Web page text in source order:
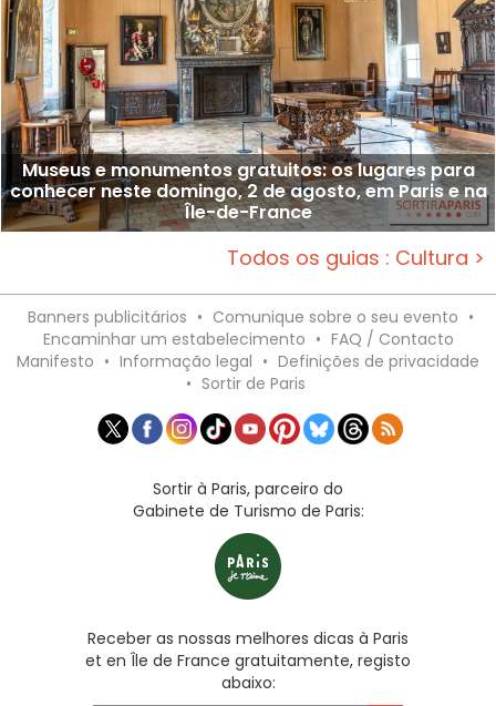
Museus e monumentos gratuitos: os lugares para
conhecer neste domingo, 2 de agosto, em Paris e na
Île-de-France
Todos os guias : Cultura >
Banners publicitários • Comunique sobre o seu evento •
Encaminhar um estabelecimento • FAQ / Contacto
Manifesto • Informação legal • Definições de privacidade
• Sortir de Paris
Sortir à Paris, parceiro do
Gabinete de Turismo de Paris:
Receber as nossas melhores dicas à Paris
et en Île de France gratuitamente, registo
abaixo: